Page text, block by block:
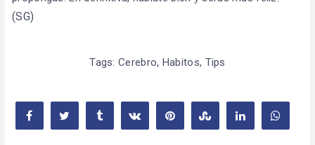
(SG)
Tags:Cerebro, Habitos, Tips